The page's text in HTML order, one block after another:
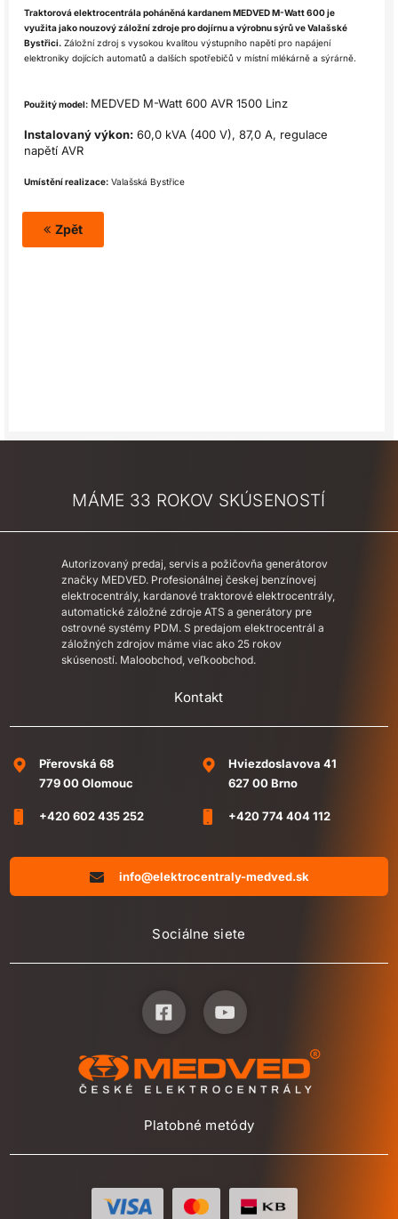
Traktorová elektrocentrála poháněná kardanemMEDVED M-Watt 600je
využita jako nouzový záložní zdroje pro dojírnu a výrobnu sýrů ve Valašské
Bystřici. Záložní zdroj s vysokou kvalitou výstupního napětí pro napájení
elektroniky dojících automatů a dalších spotřebičů v místní mlékárně a sýrárně.
Použitý model: MEDVED M-Watt 600 AVR 1500 Linz
Instalovaný výkon: 60,0 kVA (400 V), 87,0 A, regulace
napětí AVR
Umístění realizace: Valašská Bystřice
Zpět
MÁME 33 ROKOV SKÚSENOSTÍ
Autorizovaný predaj, servis a požičovňa generátorov
značky MEDVED. Profesionálnej českej benzínovej
elektrocentrály, kardanové traktorové elektrocentrály,
automatické záložné zdroje ATS a generátory pre
ostrovné systémy PDM. S predajom elektrocentrál a
záložných zdrojov máme viac ako 25 rokov
skúseností. Maloobchod, veľkoobchod.
Kontakt
Přerovská 68
779 00 Olomouc
+420 602 435 252
Hviezdoslavova 41
627 00 Brno
+420 774 404 112
info@elektrocentraly-medved.sk
Sociálne siete
Platobné metódy